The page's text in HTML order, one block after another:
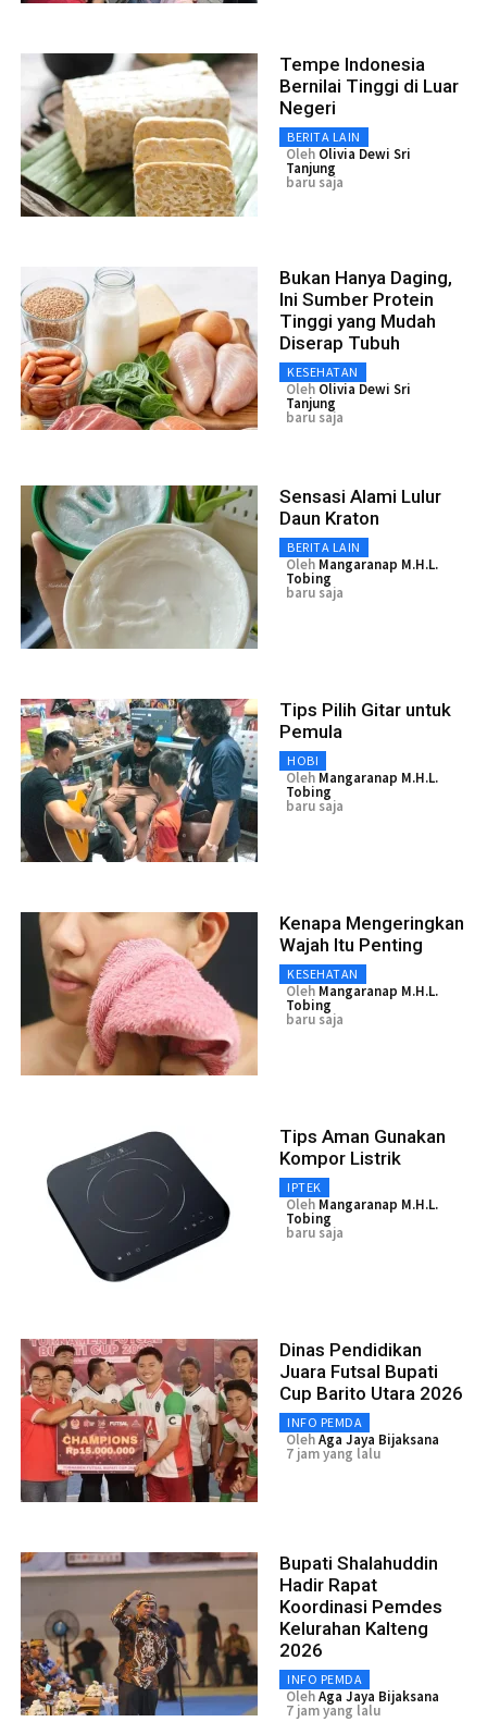
Tempe Indonesia
Bernilai Tinggi di Luar
Negeri
BERITA LAIN
Oleh Olivia Dewi Sri
Tanjung
baru saja
Bukan Hanya Daging,
Ini Sumber Protein
Tinggi yang Mudah
Diserap Tubuh
KESEHATAN
Oleh Olivia Dewi Sri
Tanjung
baru saja
Sensasi Alami Lulur
Daun Kraton
BERITA LAIN
Oleh Mangaranap M.H.L.
Tobing
baru saja
Tips Pilih Gitar untuk
Pemula
HOBI
Oleh Mangaranap M.H.L.
Tobing
baru saja
Kenapa Mengeringkan
Wajah Itu Penting
KESEHATAN
Oleh Mangaranap M.H.L.
Tobing
baru saja
Tips Aman Gunakan
Kompor Listrik
IPTEK
Oleh Mangaranap M.H.L.
Tobing
baru saja
Dinas Pendidikan
Juara Futsal Bupati
Cup Barito Utara 2026
INFO PEMDA
OlehAga Jaya Bijaksana
7 jam yang lalu
Bupati Shalahuddin
Hadir Rapat
Koordinasi Pemdes
Kelurahan Kalteng
2026
INFO PEMDA
OlehAga Jaya Bijaksana
7 jam yang lalu